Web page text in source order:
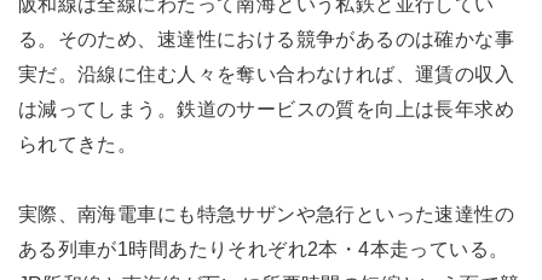
る。そのため、速達性における競争があるのは確かな事
実だ。沿線に住む人々を奪い合わなければ、運賃の収入
は減ってしまう。鉄道のサービスの質を向上は長年求め
られてきた。
実際、南海電車にも特急サザンや急行といった速達性の
ある列車が1時間あたりそれぞれ2本・4本走っている。